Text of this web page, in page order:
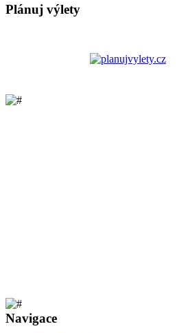
Plánuj výlety
Navigace